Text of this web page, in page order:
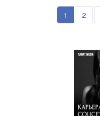
1 2